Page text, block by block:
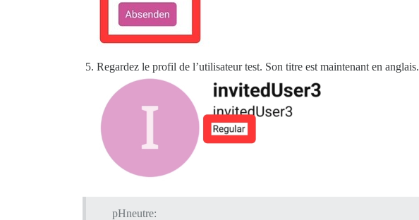
Regardez le profil de l’utilisateur test. Son titre est maintenant en anglais.
pHneutre: